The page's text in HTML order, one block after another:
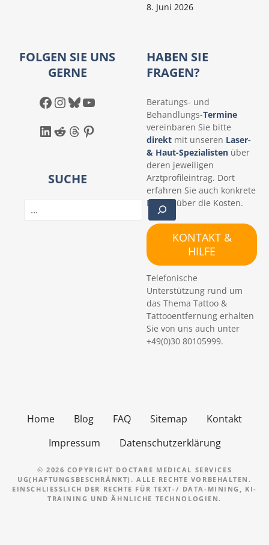
8. Juni 2026
FOLGEN SIE UNS
GERNE
Facebook InstagramBluesky YouTube
LinkedIn Reddit Threads Pinterest
SUCHE
HABEN SIE
FRAGEN?
Beratungs- und
Behandlungs-Termine
vereinbaren Sie bitte
direkt mit unseren Laser-
& Haut-Spezialisten über
deren jeweiligen
Arztprofileintrag. Dort
erfahren Sie auch konkrete
Details über die Kosten.
KONTAKT &
HILFE
Telefonische
Unterstützung rund um
das Thema Tattoo &
Tattooentfernung erhalten
Sie von uns auch unter
+49(0)30 80105999.
Home Blog FAQ Sitemap
Kontakt
Impressum
Datenschutzerklärung
© 2026 COPYRIGHT DOCTARE MEDICAL SERVICES
UG(HAFTUNGSBESCHRÄNKT). ALLE RECHTE VORBEHALTEN.
EINSCHLIESSLICH DER RECHTE FÜR TEXT-/ DATA-MINING, KI-T
RAINING UND ÄHNLICHE TECHNOLOGIEN.